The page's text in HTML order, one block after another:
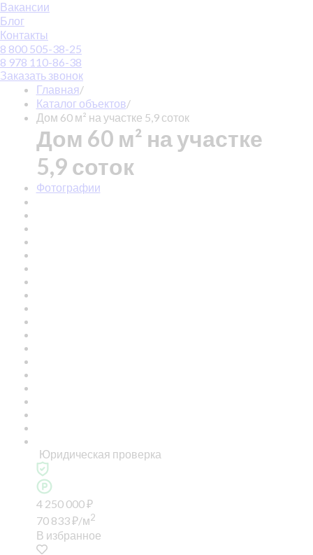
Вакансии
Блог
Контакты
8 800 505-38-25
8 978 110-86-38
Заказать звонок
Главная/
Каталог объектов/
Дом 60 м² на участке 5,9 соток
Дом 60 м² на участке
5,9 соток
Фотографии
Юридическая проверка
4 250 000₽
70 833₽/м2
В избранное